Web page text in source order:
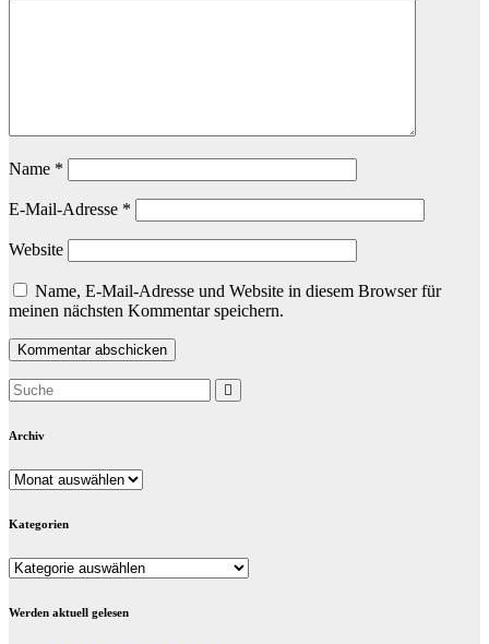
Name *
E-Mail-Adresse *
Website
Name, E-Mail-Adresse und Website in diesem Browser für
meinen nächsten Kommentar speichern.
Archiv
Archiv
Kategorien
Kategorien
Werden aktuell gelesen